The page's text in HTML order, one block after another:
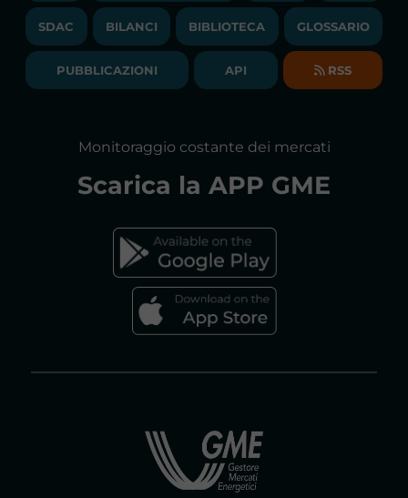
NEWSLETTER
BILANCI DI ESERCIZIO
BANDI DI GARA E CONTRATTI
SOCIETA' TRASPARENTE
BIBLIOTECA
GLOSSARIO
DICHIARAZIONE DI ACCESSIBILITÀ
FAQs MERCATO ELETTRICO
SDAC BILANCI BIBLIOTECA GLOSSARIO
PUBBLICAZIONI API RSS
Monitoraggio costante dei mercati
Scarica la APP GME